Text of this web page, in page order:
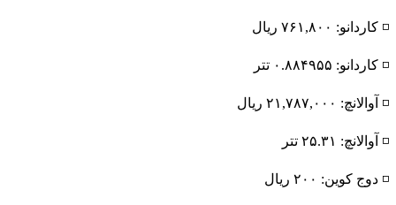
◽️ کاردانو: ۷۶۱,۸۰۰ ریال
◽️ کاردانو: ۰.۸۸۴۹۵۵ تتر
◽️ آوالانچ: ۲۱,۷۸۷,۰۰۰ ریال
◽️ آوالانچ: ۲۵.۳۱ تتر
◽️ دوج کوین: ۲۰۰ ریال